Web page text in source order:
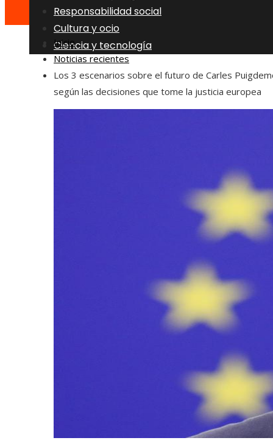
Responsabilidad social
Cultura y ocio
Ciencia y tecnología
Inicio
Noticias recientes
Los 3 escenarios sobre el futuro de Carles
según las decisiones que tome la justicia europea